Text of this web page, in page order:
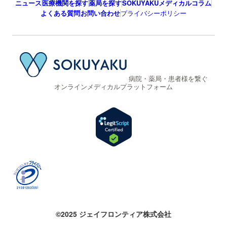
ニュース医療機関を探す薬局を探すSOKUYAKUメディカルコラム
よくある質問お問い合わせプライバシーポリシー
病院・薬局・患者様を繋ぐ
オンラインメディカルプラットフォーム
©2025 ジェイフロンティア株式会社